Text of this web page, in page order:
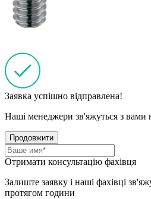
Заявка успішно відправлена!
Наші менеджери зв'яжуться з
Продовжити
Отримати консультацію фахівця
Залиште заявку і наші фахівці
протягом години